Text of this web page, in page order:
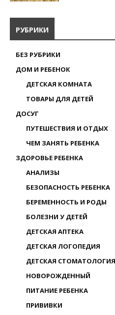
РУБРИКИ
БЕЗ РУБРИКИ
ДОМ И РЕБЕНОК
ДЕТСКАЯ КОМНАТА
ТОВАРЫ ДЛЯ ДЕТЕЙ
ДОСУГ
ПУТЕШЕСТВИЯ И ОТДЫХ
ЧЕМ ЗАНЯТЬ РЕБЕНКА
ЗДОРОВЬЕ РЕБЕНКА
АНАЛИЗЫ
БЕЗОПАСНОСТЬ РЕБЕНКА
БЕРЕМЕННОСТЬ И РОДЫ
БОЛЕЗНИ У ДЕТЕЙ
ДЕТСКАЯ АПТЕКА
ДЕТСКАЯ ЛОГОПЕДИЯ
ДЕТСКАЯ СТОМАТОЛОГИЯ
НОВОРОЖДЕННЫЙ
ПИТАНИЕ РЕБЕНКА
ПРИВИВКИ